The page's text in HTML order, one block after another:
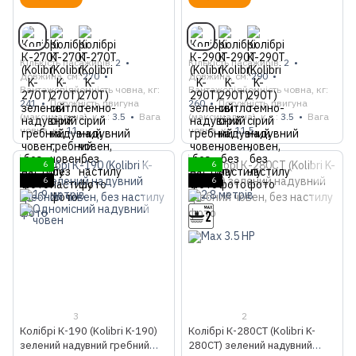
Кількість пасажирів 2
Довжина, см 270
Вантажопідйомність човна, кг
241
Потужність двигуна
(максимальна), к.с. 3.5
Вага
човна, кг 11
Кількість пасажирів 2
Довжина, см 290
Вантажопідйомність човна, кг
260
Потужність двигуна
(максимальна), к.с. 3.5
Вага
човна, кг 11.5
6
6
3
Колібрі К-190 (Kolibri K-190)
зелений надувний гребний
6
6
2
Колібрі К-280СТ (Kolibri K-
280CT) зелений надувний